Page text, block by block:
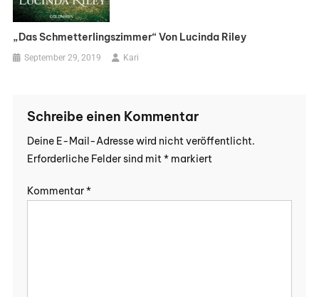
„Das Schmetterlingszimmer“ Von Lucinda Riley
September 29, 2019 Kari
Schreibe einen Kommentar
Deine E-Mail-Adresse wird nicht veröffentlicht.
Erforderliche Felder sind mit*markiert
Kommentar*